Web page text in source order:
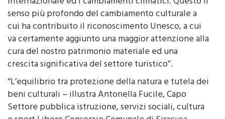
senso più profondo del cambiamento culturale a
cui ha contribuito il riconoscimento Unesco, a cui
va certamente aggiunto una maggior attenzione alla
cura del nostro patrimonio materiale ed una
crescita significativa del settore turistico”.
“L’equilibrio tra protezione della natura e tutela dei
beni culturali – illustra Antonella Fucile, Capo
Settore pubblica istruzione, servizi sociali, cultura